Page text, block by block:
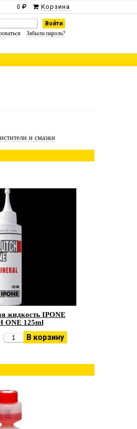
0 Корзина
Забыли пароль?
и смазки
жидкость IPONE
ONE 125ml
В корзину